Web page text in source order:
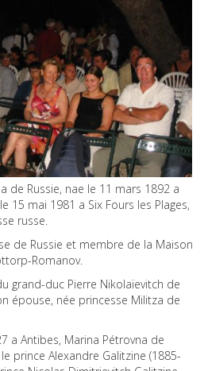
de Russie, nae le 11 mars 1892 a
15 mai 1981 a Six Fours les Plages,
russe.
de Russie et membre de la Maison
Romanov.
grand-duc Pierre Nikolaïevitch de
épouse, née princesse Militza de
a Antibes, Marina Pétrovna de
prince Alexandre Galitzine (1885-